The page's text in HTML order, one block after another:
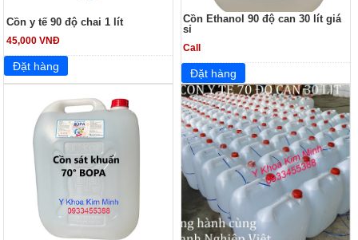
Cồn y tế 90 độ chai 1 lít
45,000 VNĐ
Cồn Ethanol 90 độ can 30 lít giá
sỉ
Call